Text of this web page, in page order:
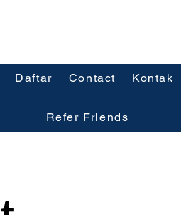
Daftar Contact Kontak
Refer Friends